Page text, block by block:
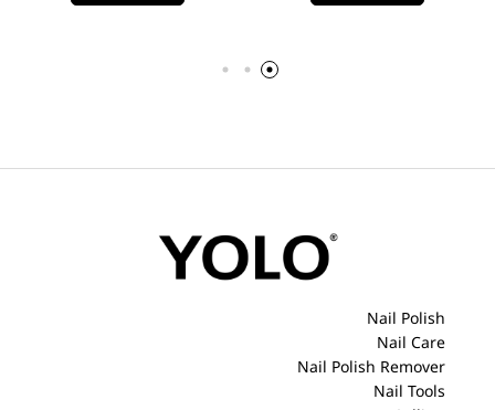
Nail Polish
Nail Care
Nail Polish Remover
Nail Tools